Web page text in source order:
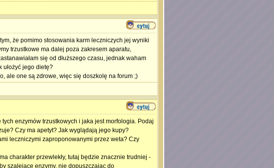
że pomimo stosowania karm leczniczych jej wyniki
trzustkowe ma dalej poza zakresem aparatu,
się od dłuższego czasu, jednak waham
ułożyć jego dietę?
ale one są zdrowe, więc się doszkolę na forum ;)
enzymów trzustkowych i jaka jest morfologia. Podaj
Czy ma apetyt? Jak wyglądają jego kupy?
leczniczymi zaproponowanymi przez weta? Czy
charakter przewlekły, tutaj będzie znacznie trudniej -
szalejące enzymy, nie dopuszczając do